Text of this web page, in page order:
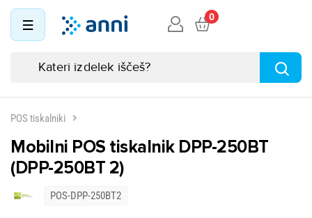
0
POS tiskalniki
Mobilni POS tiskalnik DPP-250BT
(DPP-250BT 2)
POS-DPP-250BT2